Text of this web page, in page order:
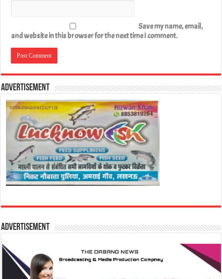
Save my name, email,
and website in this browser for the next time I comment.
Advertisement
Advertisement